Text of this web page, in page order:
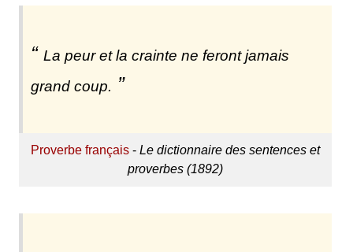
La peur et la crainte ne feront jamais
grand coup.
Proverbe français- Le dictionnaire des sentences et
proverbes (1892)